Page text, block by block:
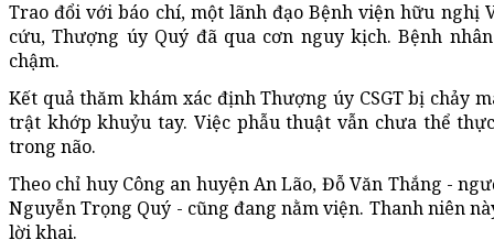
Trao đổi với báo chí, một lãnh đạo Bệnh viện hữu nghị
cứu, Thượng úy Quý đã qua cơn nguy kịch. Bệnh
chậm.
Kết quả thăm khám xác định Thượng úy CSGT bị chảy
trật khớp khuỷu tay. Việc phẫu thuật vẫn chưa thể
trong não.
Theo chỉ huy Công an huyện An Lão, Đỗ Văn Thắng -
Nguyễn Trọng Quý - cũng đang nằm viện. Thanh niên
lời khai.